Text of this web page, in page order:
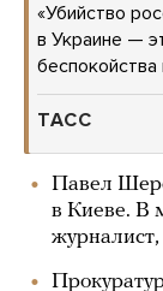
«Убийство
в Украине —
ТАСС
Павел
в Киеве. В
журналист,